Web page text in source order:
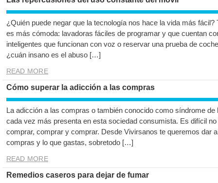
¿Quién puede negar que la tecnología nos hace la vida más fácil?
es más cómoda: lavadoras fáciles de programar y que cuentan
inteligentes que funcionan con voz o reservar una prueba de
¿cuán insano es el abuso […]
READ MORE
Cómo superar la adicción a las compras
La adicción a las compras o también conocido como síndrome
cada vez más presenta en esta sociedad consumista. Es difícil
comprar, comprar y comprar. Desde Vivirsanos te queremos dar
compras y lo que gastas, sobretodo […]
READ MORE
Remedios caseros para dejar de fumar